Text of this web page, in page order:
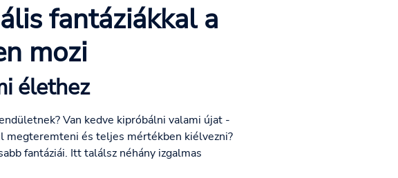
fantáziákkal a
mozi
élethez
Van kedve kipróbálni valami újat -
megteremteni és teljes mértékben kiélvezni?
fantáziái. Itt találsz néhány izgalmas